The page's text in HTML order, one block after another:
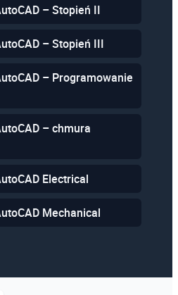
– Stopień II
– Stopień III
– Programowanie
– chmura
Electrical
Mechanical